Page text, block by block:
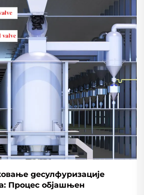
десулфуризације
Процес објашњен